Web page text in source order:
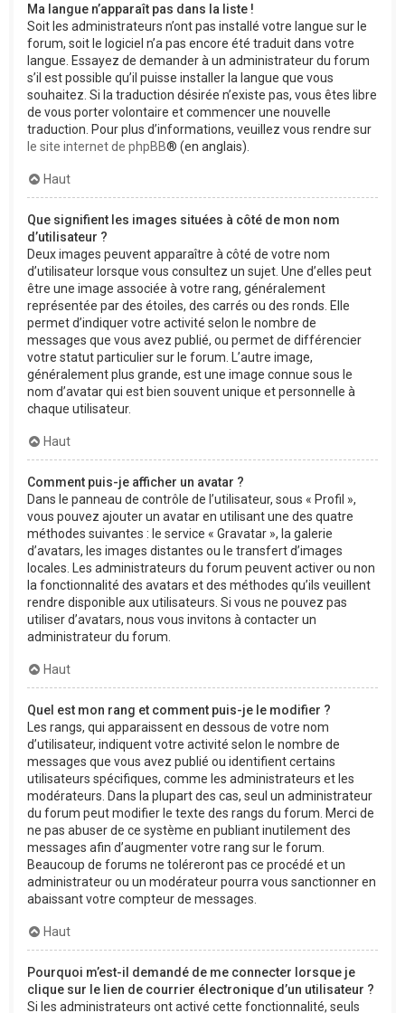
Ma langue n’apparaît pas dans la liste !
Soit les administrateurs n’ont pas installé votre langue sur le
forum, soit le logiciel n’a pas encore été traduit dans votre
langue. Essayez de demander à un administrateur du forum
s’il est possible qu’il puisse installer la langue que vous
souhaitez. Si la traduction désirée n’existe pas, vous êtes libre
de vous porter volontaire et commencer une nouvelle
traduction. Pour plus d’informations, veuillez vous rendre sur
le site internet de phpBB® (en anglais).
Haut
Que signifient les images situées à côté de mon nom
d’utilisateur ?
Deux images peuvent apparaître à côté de votre nom
d’utilisateur lorsque vous consultez un sujet. Une d’elles peut
être une image associée à votre rang, généralement
représentée par des étoiles, des carrés ou des ronds. Elle
permet d’indiquer votre activité selon le nombre de
messages que vous avez publié, ou permet de différencier
votre statut particulier sur le forum. L’autre image,
généralement plus grande, est une image connue sous le
nom d’avatar qui est bien souvent unique et personnelle à
chaque utilisateur.
Haut
Comment puis-je afficher un avatar ?
Dans le panneau de contrôle de l’utilisateur, sous « Profil »,
vous pouvez ajouter un avatar en utilisant une des quatre
méthodes suivantes : le service « Gravatar », la galerie
d’avatars, les images distantes ou le transfert d’images
locales. Les administrateurs du forum peuvent activer ou non
la fonctionnalité des avatars et des méthodes qu’ils veuillent
rendre disponible aux utilisateurs. Si vous ne pouvez pas
utiliser d’avatars, nous vous invitons à contacter un
administrateur du forum.
Haut
Quel est mon rang et comment puis-je le modifier ?
Les rangs, qui apparaissent en dessous de votre nom
d’utilisateur, indiquent votre activité selon le nombre de
messages que vous avez publié ou identifient certains
utilisateurs spécifiques, comme les administrateurs et les
modérateurs. Dans la plupart des cas, seul un administrateur
du forum peut modifier le texte des rangs du forum. Merci de
ne pas abuser de ce système en publiant inutilement des
messages afin d’augmenter votre rang sur le forum.
Beaucoup de forums ne toléreront pas ce procédé et un
administrateur ou un modérateur pourra vous sanctionner en
abaissant votre compteur de messages.
Haut
Pourquoi m’est-il demandé de me connecter lorsque je
clique sur le lien de courrier électronique d’un utilisateur ?
Si les administrateurs ont activé cette fonctionnalité, seuls